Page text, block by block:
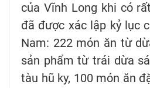
của Vĩnh Long khi có
đã được xác lập kỷ lục
Nam: 222 món ăn từ
sản phẩm từ trái dừa
tàu hũ ky, 100 món ăn